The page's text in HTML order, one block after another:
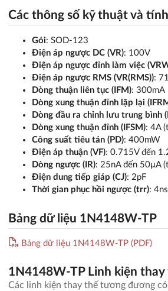
Các thông số kỹ thuật và
Gói: SOD-123
Điện áp ngược DC (VR): 100V
Điện áp ngược đỉnh làm việc
Điện áp ngược RMS (VR(RMS)):
Dòng thuận liên tục (IFM): 300mA
Dòng xung thuận đỉnh lặp lại
Dòng đầu ra chỉnh lưu trung bình
Dòng xung thuận đỉnh (IFSM): 4A
Công suất tiêu tán (PD): 400mW
Điện áp thuận (VF): 0.715V đến
Dòng ngược (IR): 25nA đến 50μA
Điện dung tiếp giáp (CJ): 2pF
Thời gian phục hồi ngược (trr): 4ns
Bảng dữ liệu 1N4148W-TP
Bảng dữ liệu 1N4148W-TP (PDF)
1N4148W-TP Linh kiện thay
Các linh kiện thay thế tương đương